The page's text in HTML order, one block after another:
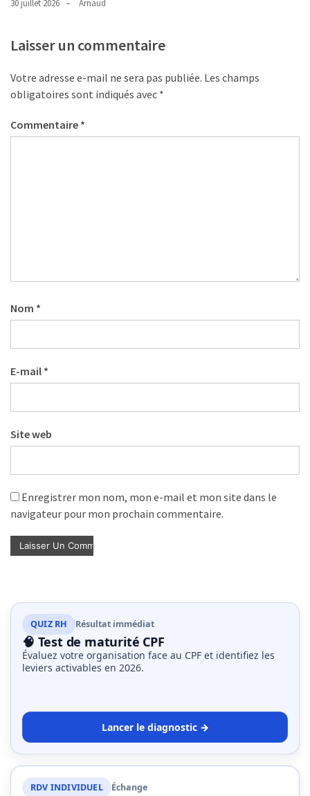
30 juillet 2026 Arnaud
Laisser un commentaire
Votre adresse e-mail ne sera pas publiée. Les champs
obligatoires sont indiqués avec *
Commentaire *
Nom *
E-mail *
Site web
Enregistrer mon nom, mon e-mail et mon site dans le
navigateur pour mon prochain commentaire.
QUIZ RH Résultat immédiat
🧠 Test de maturité CPF
Évaluez votre organisation face au CPF et identifiez les
leviers activables en 2026.
Lancer le diagnostic →
RDV INDIVIDUEL Échange